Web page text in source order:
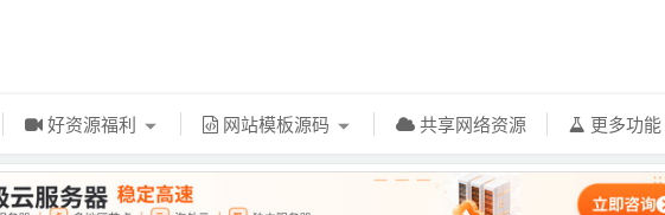
好资源福利 网站模板源码 共享网络资源 更多功能